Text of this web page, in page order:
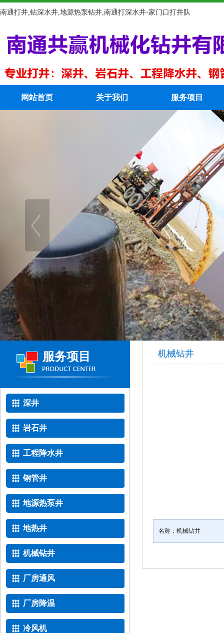
南通打井,钻深水井,地源热泵钻井,南通打深水井-家门口打井队
网站首页 关于我们 服务项目
服务项目
深井
岩石井
工程降水井
钢管井
地源热泵井
地热井
机械钻井
厂房通风
厂房降温
冷风机
机械钻井
名称： 机械钻井